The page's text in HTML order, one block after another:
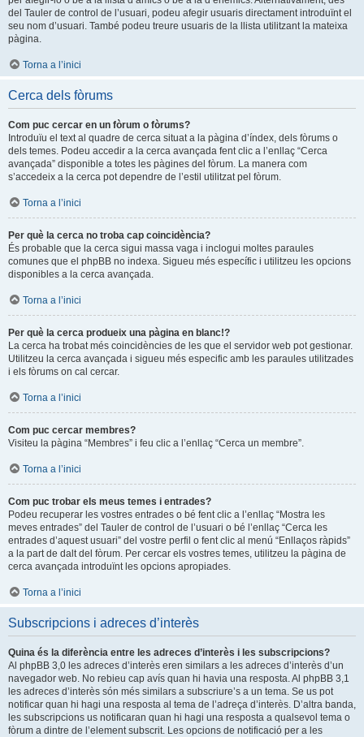
del Tauler de control de l’usuari, podeu afegir usuaris directament introduïnt el
seu nom d’usuari. També podeu treure usuaris de la llista utilitzant la mateixa
pàgina.
Torna a l’inici
Cerca dels fòrums
Com puc cercar en un fòrum o fòrums?
Introduïu el text al quadre de cerca situat a la pàgina d’índex, dels fòrums o
dels temes. Podeu accedir a la cerca avançada fent clic a l’enllaç “Cerca
avançada” disponible a totes les pàgines del fòrum. La manera com
s’accedeix a la cerca pot dependre de l’estil utilitzat pel fòrum.
Torna a l’inici
Per què la cerca no troba cap coincidència?
És probable que la cerca sigui massa vaga i inclogui moltes paraules
comunes que el phpBB no indexa. Sigueu més específic i utilitzeu les opcions
disponibles a la cerca avançada.
Torna a l’inici
Per què la cerca produeix una pàgina en blanc!?
La cerca ha trobat més coincidències de les que el servidor web pot gestionar.
Utilitzeu la cerca avançada i sigueu més especific amb les paraules utilitzades
i els fòrums on cal cercar.
Torna a l’inici
Com puc cercar membres?
Visiteu la pàgina “Membres” i feu clic a l’enllaç “Cerca un membre”.
Torna a l’inici
Com puc trobar els meus temes i entrades?
Podeu recuperar les vostres entrades o bé fent clic a l’enllaç “Mostra les
meves entrades” del Tauler de control de l’usuari o bé l’enllaç “Cerca les
entrades d’aquest usuari” del vostre perfil o fent clic al menú “Enllaços ràpids”
a la part de dalt del fòrum. Per cercar els vostres temes, utilitzeu la pàgina de
cerca avançada introduïnt les opcions apropiades.
Torna a l’inici
Subscripcions i adreces d’interès
Quina és la diferència entre les adreces d’interès i les subscripcions?
Al phpBB 3,0 les adreces d’interès eren similars a les adreces d’interès d’un
navegador web. No rebieu cap avís quan hi havia una resposta. Al phpBB 3,1
les adreces d’interès són més similars a subscriure’s a un tema. Se us pot
notificar quan hi hagi una resposta al tema de l’adreça d’interès. D’altra banda,
les subscripcions us notificaran quan hi hagi una resposta a qualsevol tema o
fòrum a dintre de l’element subscrit. Les opcions de notificació per a les